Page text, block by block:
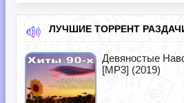
ЛУЧШИЕ ТОРРЕНТ
Девяностые
[MP3] (2019)